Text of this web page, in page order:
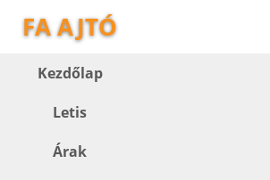
FA AJTÓ
Kezdőlap
Letis
Árak